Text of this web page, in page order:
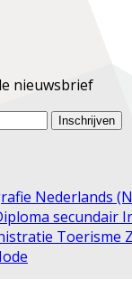
nieuwsbrief
Inschrijven
Nederlands
secundair
Toerisme